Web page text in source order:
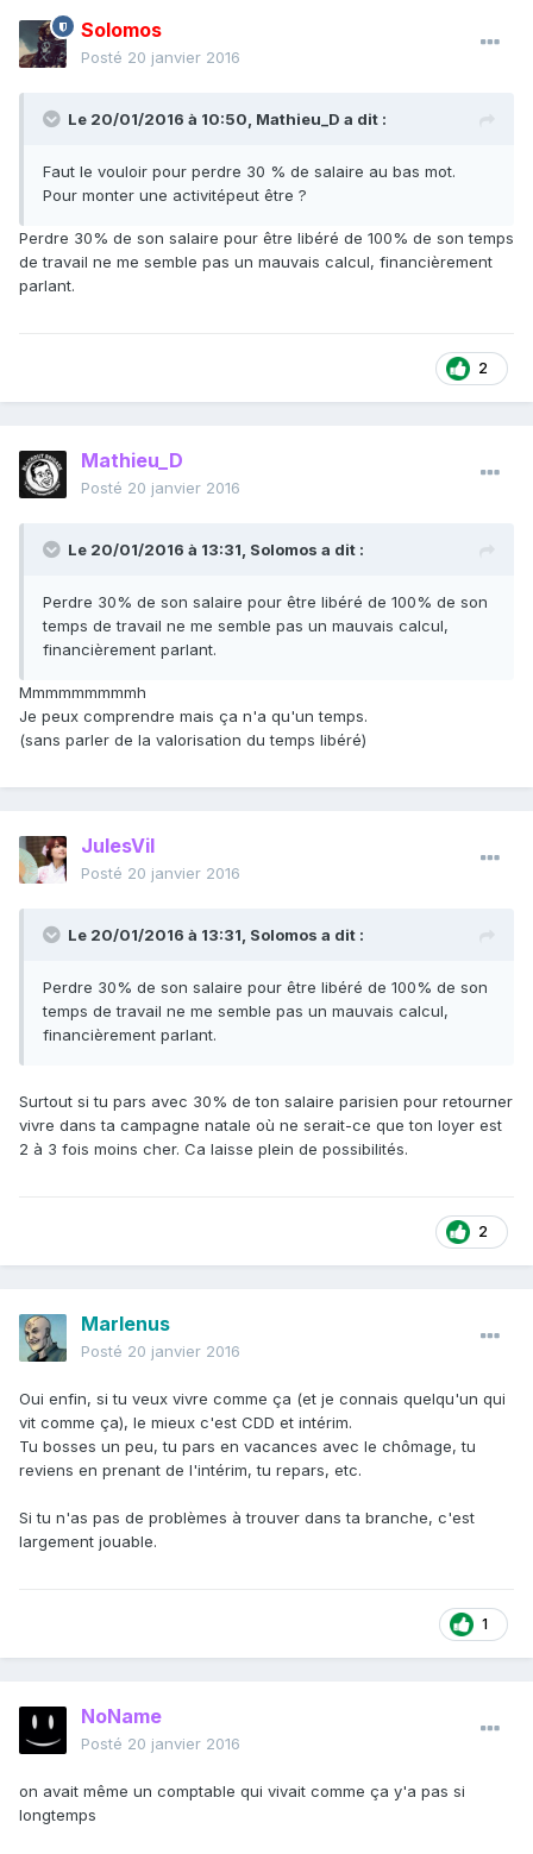
Solomos
Posté 20 janvier 2016
Le 20/01/2016 à 10:50, Mathieu_D a dit :
Faut le vouloir pour perdre 30 % de salaire au bas mot.
Pour monter une activitépeut être ?
Perdre 30% de son salaire pour être libéré de 100% de son temps
de travail ne me semble pas un mauvais calcul, financièrement
parlant.
2
Mathieu_D
Posté 20 janvier 2016
Le 20/01/2016 à 13:31, Solomos a dit :
Perdre 30% de son salaire pour être libéré de 100% de son
temps de travail ne me semble pas un mauvais calcul,
financièrement parlant.
Mmmmmmmmmh
Je peux comprendre mais ça n'a qu'un temps.
(sans parler de la valorisation du temps libéré)
JulesVil
Posté 20 janvier 2016
Le 20/01/2016 à 13:31, Solomos a dit :
Perdre 30% de son salaire pour être libéré de 100% de son
temps de travail ne me semble pas un mauvais calcul,
financièrement parlant.
Surtout si tu pars avec 30% de ton salaire parisien pour retourner
vivre dans ta campagne natale où ne serait-ce que ton loyer est
2 à 3 fois moins cher. Ca laisse plein de possibilités.
2
Marlenus
Posté 20 janvier 2016
Oui enfin, si tu veux vivre comme ça (et je connais quelqu'un qui
vit comme ça), le mieux c'est CDD et intérim.
Tu bosses un peu, tu pars en vacances avec le chômage, tu
reviens en prenant de l'intérim, tu repars, etc.
Si tu n'as pas de problèmes à trouver dans ta branche, c'est
largement jouable.
1
NoName
Posté 20 janvier 2016
on avait même un comptable qui vivait comme ça y'a pas si
longtemps